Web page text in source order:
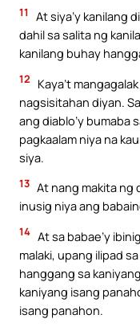
11
At siya’y kanilang
dahil sa salita ng
kanilang buhay
12
Kaya’t
nagsisitahan diyan.
ang diablo’y bumaba
pagkaalam niya na
siya.
13 At nang makita ng
inusig niya ang
14 At sa babae’y
malaki, upang ilipad
hanggang sa
kaniyang isang
isang panahon.